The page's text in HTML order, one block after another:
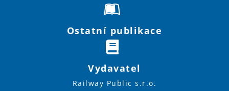
Ostatní publikace
Vydavatel
Railway Public s.r.o.